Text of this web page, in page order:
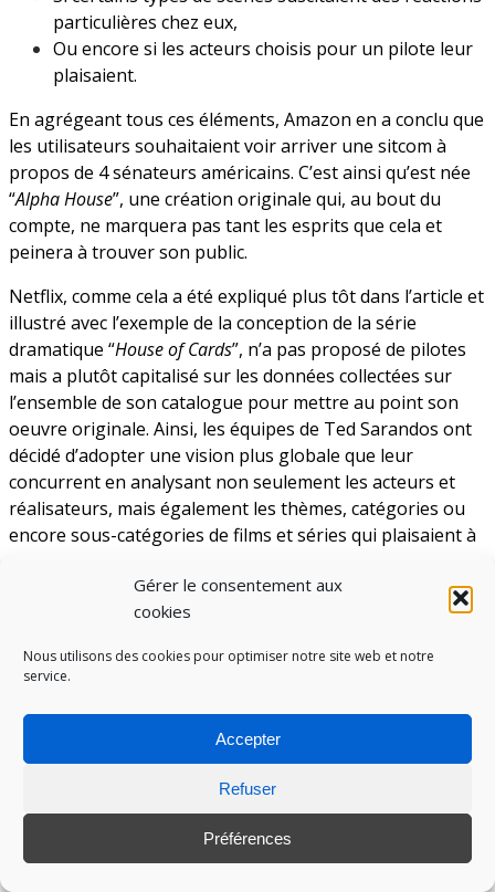
Gérer le consentement aux
cookies
Nous utilisons des cookies pour optimiser notre site web et notre
service.
Accepter
Refuser
Préférences
particulières chez eux,
Ou encore si les acteurs choisis pour un pilote leur
plaisaient.
En agrégeant tous ces éléments, Amazon en a conclu que
les utilisateurs souhaitaient voir arriver une sitcom à
propos de 4 sénateurs américains. C’est ainsi qu’est née
“Alpha House”, une création originale qui, au bout du
compte, ne marquera pas tant les esprits que cela et
peinera à trouver son public.
Netflix, comme cela a été expliqué plus tôt dans l’article et
illustré avec l’exemple de la conception de la série
dramatique “House of Cards”, n’a pas proposé de pilotes
mais a plutôt capitalisé sur les données collectées sur
l’ensemble de son catalogue pour mettre au point son
oeuvre originale. Ainsi, les équipes de Ted Sarandos ont
décidé d’adopter une vision plus globale que leur
concurrent en analysant non seulement les acteurs et
réalisateurs, mais également les thèmes, catégories ou
encore sous-catégories de films et séries qui plaisaient à
Tout ceci a été rendu possible grâce au système de tags
Une fois toute cette data collectée, les équipes de
production de Netflix ont pu se pencher sur ce qui
constituerait pour elles une bonne série. Elles ont donc
pu laisser libre cours, au moment de la conception de
House of Cards, à une forme de créativité avertie et
informée, soutenue par la big data extraite des habitudes
de consommation des utilisateurs de la plateforme. Ainsi,
ceci leur a permis de prendre des risques mesurés et, au
final, de ne pas se perdre en cours de route.